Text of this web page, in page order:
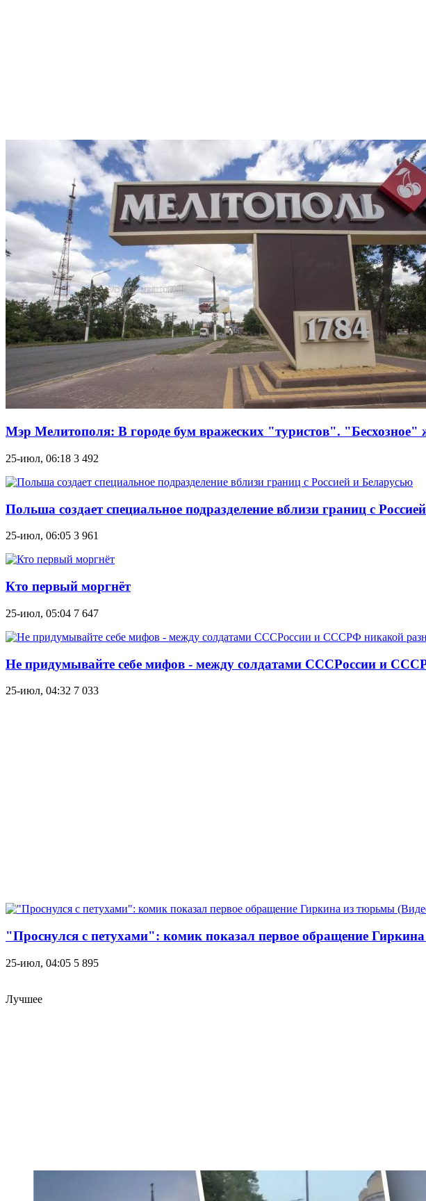
Мэр Мелитополя: В городе бум вражеских "туристов". "Бесхозное"
25-июл, 06:18 3 492
Польша создает специальное подразделение вблизи границ с
25-июл, 06:05 3 961
Кто первый моргнёт
25-июл, 05:04 7 647
Не придумывайте себе мифов - между солдатами СССРоссии и
25-июл, 04:32 7 033
"Проснулся с петухами": комик показал первое обращение
25-июл, 04:05 5 895
Лучшее